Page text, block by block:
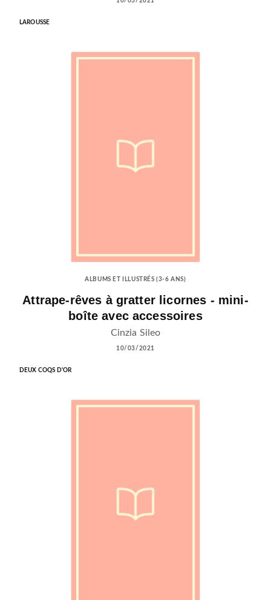
LAROUSSE
ALBUMS ET ILLUSTRÉS (3-6 ANS)
Attrape-rêves à gratter licornes - mini-
boîte avec accessoires
Cinzia Sileo
10/03/2021
DEUX COQS D'OR